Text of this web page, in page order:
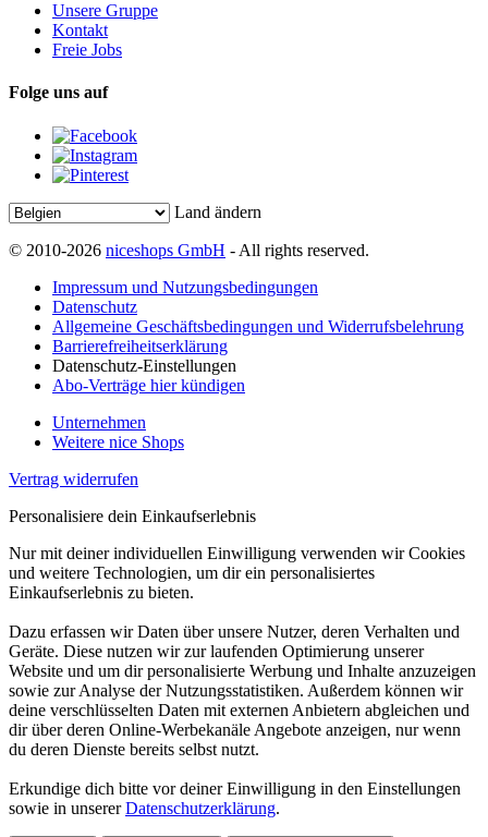
Unsere Gruppe
Kontakt
Freie Jobs
Folge uns auf
Land ändern
© 2010-2026 niceshops GmbH - All rights reserved.
Impressum und Nutzungsbedingungen
Datenschutz
Allgemeine Geschäftsbedingungen und Widerrufsbelehrung
Barrierefreiheitserklärung
Datenschutz-Einstellungen
Abo-Verträge hier kündigen
Unternehmen
Weitere nice Shops
Vertrag widerrufen
Personalisiere dein Einkaufserlebnis
Nur mit deiner individuellen Einwilligung verwenden wir Cookies
und weitere Technologien, um dir ein personalisiertes
Einkaufserlebnis zu bieten.
Dazu erfassen wir Daten über unsere Nutzer, deren Verhalten und
Geräte. Diese nutzen wir zur laufenden Optimierung unserer
Website und um dir personalisierte Werbung und Inhalte anzuzeigen
sowie zur Analyse der Nutzungsstatistiken. Außerdem können wir
deine verschlüsselten Daten mit externen Anbietern abgleichen und
dir über deren Online-Werbekanäle Angebote anzeigen, nur wenn
du deren Dienste bereits selbst nutzt.
Erkundige dich bitte vor deiner Einwilligung in den Einstellungen
sowie in unsererDatenschutzerklärung.